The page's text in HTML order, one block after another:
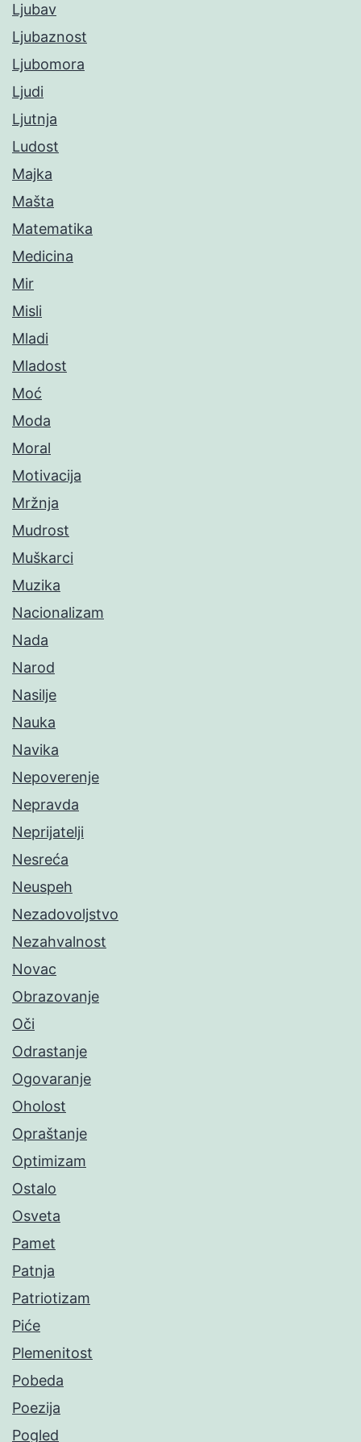
Ljubav
Ljubaznost
Ljubomora
Ljudi
Ljutnja
Ludost
Majka
Mašta
Matematika
Medicina
Mir
Misli
Mladi
Mladost
Moć
Moda
Moral
Motivacija
Mržnja
Mudrost
Muškarci
Muzika
Nacionalizam
Nada
Narod
Nasilje
Nauka
Navika
Nepoverenje
Nepravda
Neprijatelji
Nesreća
Neuspeh
Nezadovoljstvo
Nezahvalnost
Novac
Obrazovanje
Oči
Odrastanje
Ogovaranje
Oholost
Opraštanje
Optimizam
Ostalo
Osveta
Pamet
Patnja
Patriotizam
Piće
Plemenitost
Pobeda
Poezija
Pogled